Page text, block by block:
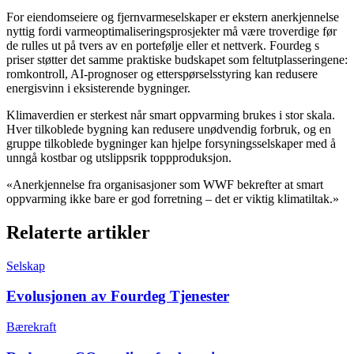
For eiendomseiere og fjernvarmeselskaper er ekstern anerkjennelse
nyttig fordi varmeoptimaliseringsprosjekter må være troverdige før
de rulles ut på tvers av en portefølje eller et nettverk. Fourdeg s
priser støtter det samme praktiske budskapet som feltutplasseringene:
romkontroll, AI-prognoser og etterspørselsstyring kan redusere
energisvinn i eksisterende bygninger.
Klimaverdien er sterkest når smart oppvarming brukes i stor skala.
Hver tilkoblede bygning kan redusere unødvendig forbruk, og en
gruppe tilkoblede bygninger kan hjelpe forsyningsselskaper med å
unngå kostbar og utslippsrik toppproduksjon.
«Anerkjennelse fra organisasjoner som WWF bekrefter at smart
oppvarming ikke bare er god forretning – det er viktig klimatiltak.»
Relaterte artikler
Selskap
Evolusjonen av Fourdeg Tjenester
Bærekraft